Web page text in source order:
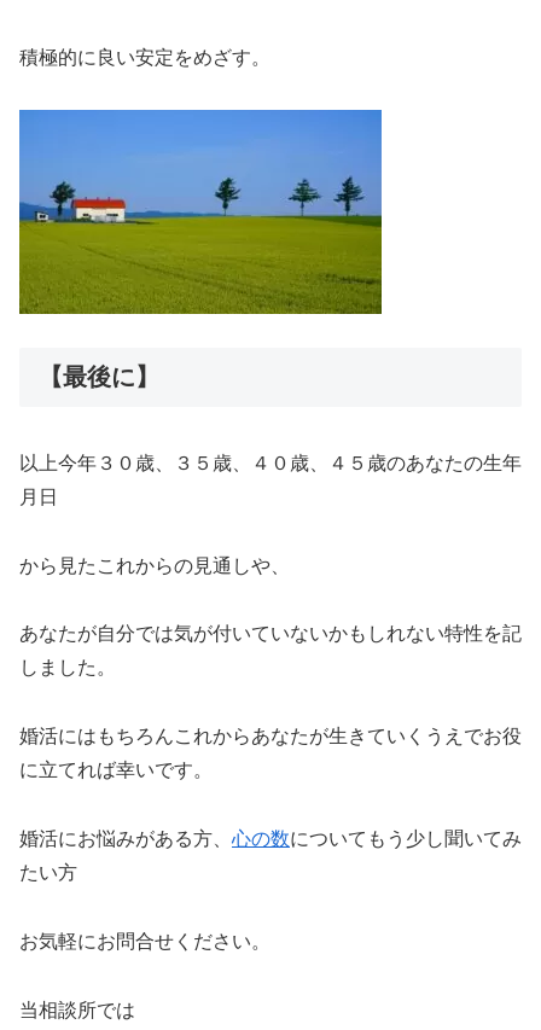
積極的に良い安定をめざす。
【最後に】
以上今年３０歳、３５歳、４０歳、４５歳のあなたの生年
月日
から見たこれからの見通しや、
あなたが自分では気が付いていないかもしれない特性を記
しました。
婚活にはもちろんこれからあなたが生きていくうえでお役
に立てれば幸いです。
婚活にお悩みがある方、 心の数についてもう少し聞いてみ
たい方
お気軽にお問合せください。
当相談所では